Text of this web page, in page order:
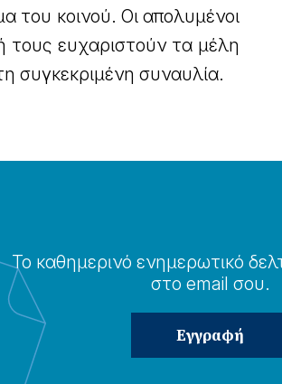
του κοινού. Οι απολυμένοι
τους ευχαριστούν τα μέλη
συγκεκριμένη συναυλία.
Το καθημερɩνό ενημερωτɩκό
στο email σου.